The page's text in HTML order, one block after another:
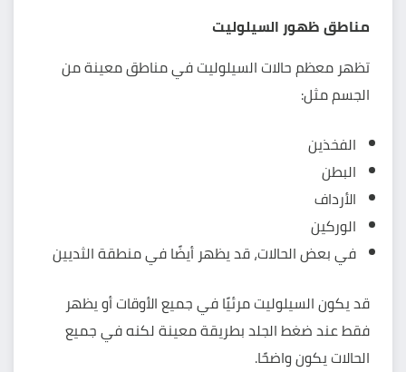
مناطق ظهور السيلوليت
تظهر معظم حالات السيلوليت في مناطق معينة من
الجسم مثل:
الفخذين
البطن
الأرداف
الوركين
في بعض الحالات، قد يظهر أيضًا في منطقة الثديين
قد يكون السيلوليت مرئيًا في جميع الأوقات أو يظهر
فقط عند ضغط الجلد بطريقة معينة لكنه في جميع
الحالات يكون واضحًا.